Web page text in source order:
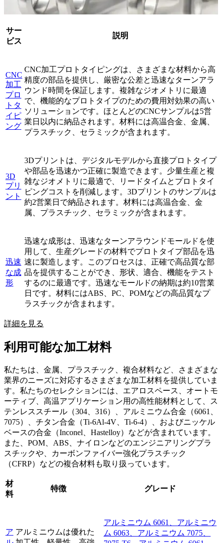
サー
ビス
説明
CNC
加工
プロ
トタ
イピ
ング
CNC加工プロトタイピングは、さまざまな材料から高
精度の部品を提供し、厳密な公差と迅速なターンアラ
ウンド時間を保証します。複雑なジオメトリに最適
で、機能的なプロトタイプのための費用対効果の高い
ソリューションです。ほとんどのCNCサンプルは5営
業日以内に納品されます。材料には高温合金、金属、
プラスチック、セラミックが含まれます。
3D
プリ
ント
3Dプリントは、デジタルモデルから直接プロトタイプ
や部品を迅速かつ正確に製造できます。少量生産と複
雑なジオメトリに最適で、リードタイムとプロトタイ
ピングコストを削減します。3Dプリントのサンプルは
約2営業日で納品されます。材料には高温合金、金
属、プラスチック、セラミックが含まれます。
迅速
な成
形
迅速な成形は、迅速なターンアラウンドモールドを使
用して、生産グレードの材料でプロトタイプ部品を迅
速に製造します。このプロセスは、正確で高品質な部
品を提供することができ、形状、適合、機能をテスト
するのに最適です。迅速なモールドの納期は約10営業
日です。材料にはABS、PC、POMなどの高品質なプ
ラスチックが含まれます。
詳細を見る
利用可能な加工材料
私たちは、金属、プラスチック、複合材料など、さまざまな
業界のニーズに対応するさまざまな加工材料を提供していま
す。私たちのセレクションには、エアロスペース、オートモ
ーティブ、高温アプリケーション用の高性能材料として、ス
テンレススチール（304、316）、アルミニウム合金（6061、
7075）、チタン合金（Ti-6Al-4V、Ti-6-4）、およびニッケル
ベースの合金（Inconel、Hastelloy）などが含まれています。
また、POM、ABS、ナイロンなどのエンジニアリングプラ
スチックや、カーボンファイバー強化プラスチック
（CFRP）などの複合材料も取り扱っています。
材
料
特徴 グレード
ア アルミニウムは優れた
アルミニウム 6061、アルミニウ
ム 6063、アルミニウム 7075、